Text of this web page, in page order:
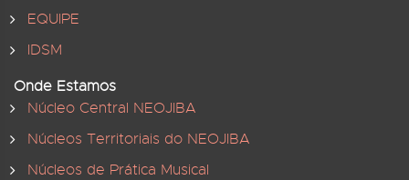
EQUIPE
IDSM
Onde Estamos
Núcleo Central NEOJIBA
Núcleos Territoriais do NEOJIBA
Núcleos de Prática Musical